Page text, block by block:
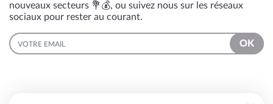
nouveaux secteurs 💐💰, ou suivez nous sur les réseaux
sociaux pour rester au courant.
EMAIL
OK